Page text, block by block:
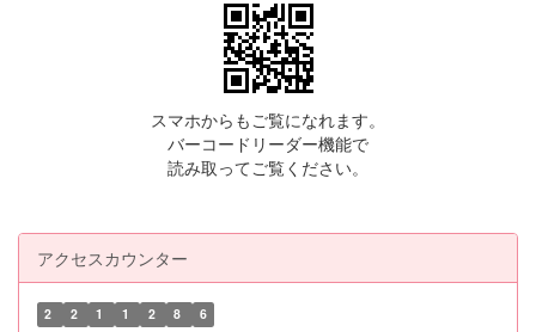
スマホからもご覧になれます。
バーコードリーダー機能で
読み取ってご覧ください。
アクセスカウンター
2 2 1 1 2 8 6